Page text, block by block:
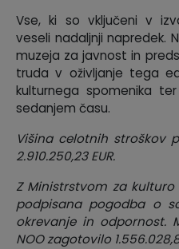
Vse, ki so vključeni v
veseli nadaljnji napredek.
muzeja za javnost in
truda v oživljanje tega
kulturnega spomenika
sedanjem času.
Višina celotnih stroškov
2.910.250,23 EUR.
Z Ministrstvom za
podpisana pogodba o
okrevanje in odpornost.
NOO zagotovilo